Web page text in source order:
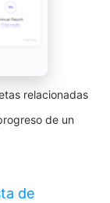
relacionadas
de un
de